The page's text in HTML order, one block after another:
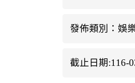
發佈類別：娛
截止日期:116-